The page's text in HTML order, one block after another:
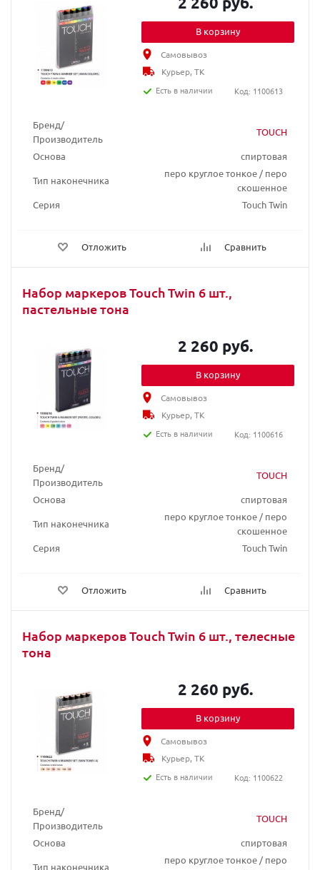
Бренд/
Производитель
TOUCH
Основа
спиртовая
Тип наконечника
перо круглое тонкое / перо
скошенное
Серия
Touch Twin
Отложить Сравнить
В корзину
Самовывоз
Курьер, ТК
Есть в наличии
Код: 1100613
Набор маркеров Touch Twin 6 шт.,
пастельные тона
Бренд/
Производитель
TOUCH
Основа
спиртовая
Тип наконечника
перо круглое тонкое / перо
скошенное
Серия
Touch Twin
Отложить Сравнить
2 260 руб.
В корзину
Самовывоз
Курьер, ТК
Есть в наличии
Код: 1100616
Набор маркеров Touch Twin 6 шт., телесные
тона
Бренд/
Производитель
TOUCH
Основа
спиртовая
Тип наконечника
перо круглое тонкое / перо
2 260 руб.
В корзину
Самовывоз
Курьер, ТК
Есть в наличии
Код: 1100622